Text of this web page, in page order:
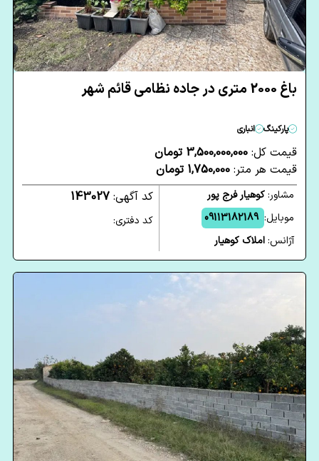
باغ 2000 متری در جاده نظامی قائم شهر
پارکینگ انباری
قیمت کل: 3,500,000,000 تومان
قیمت هر متر: 1,750,000 تومان
مشاور:کوهیار فرج پور
موبایل: 09113182189
آژانس:املاک کوهیار
کد آگهی: 143027
کد دفتری: